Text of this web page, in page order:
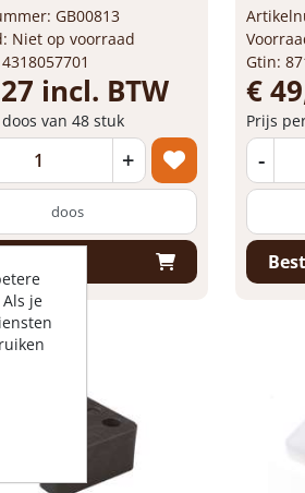
GB00813
Niet op voorraad
incl. BTW
van 48 stuk
+
doos
Gtin:
€
Prijs
-
je